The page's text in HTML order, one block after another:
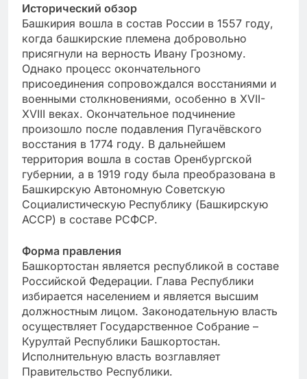
Исторический обзор
Башкирия вошла в состав России в 1557 году,
когда башкирские племена добровольно
присягнули на верность Ивану Грозному.
Однако процесс окончательного
присоединения сопровождался восстаниями и
военными столкновениями, особенно в XVII-
XVIII веках. Окончательное подчинение
произошло после подавления Пугачёвского
восстания в 1774 году. В дальнейшем
территория вошла в состав Оренбургской
губернии, а в 1919 году была преобразована в
Башкирскую Автономную Советскую
Социалистическую Республику (Башкирскую
АССР) в составе РСФСР.
Форма правления
Башкортостан является республикой в составе
Российской Федерации. Глава Республики
избирается населением и является высшим
должностным лицом. Законодательную власть
осуществляет Государственное Собрание –
Курултай Республики Башкортостан.
Исполнительную власть возглавляет
Правительство Республики.